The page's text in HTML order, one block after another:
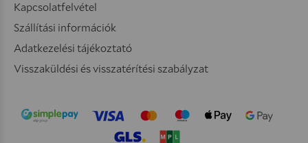
Kapcsolatfelvétel
Szállítási információk
Adatkezelési tájékoztató
Visszaküldési és visszatérítési szabályzat